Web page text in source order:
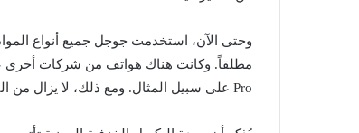
وحتى الآن، استخدمت جوجل جميع أنواع
Pro على سبيل المثال. ومع ذلك، لا يزال من النادر رؤيته.